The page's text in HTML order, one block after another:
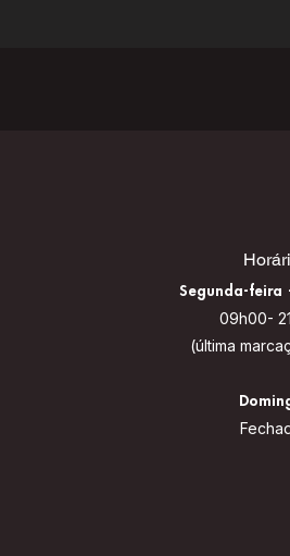
Segunda-feira
09h00-
(última